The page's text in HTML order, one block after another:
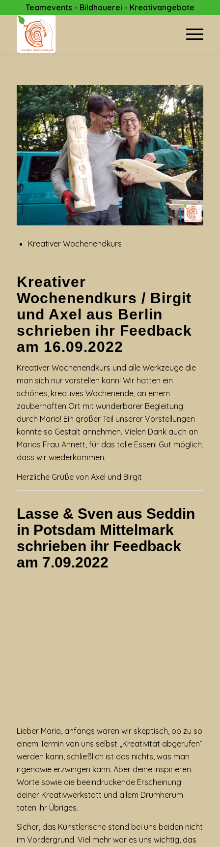
Teamevents - Bildhauerei - Kreativangebote
Kreativer Wochenendkurs
Kreativer
Wochenendkurs / Birgit
und Axel aus Berlin
schrieben ihr Feedback
am 16.09.2022
Kreativer Wochenendkurs und alle Werkzeuge die
man sich nur vorstellen kann! Wir hatten ein
schönes, kreatives Wochenende, an einem
zauberhaften Ort mit wunderbarer Begleitung
durch Mario! Ein großer Teil unserer Vorstellungen
konnte so Gestalt annehmen. Vielen Dank auch an
Marios Frau Annett, für das tolle Essen! Gut möglich,
dass wir wiederkommen.
Herzliche Grüße von Axel und Birgit
Lasse & Sven aus Seddin
in Potsdam Mittelmark
schrieben ihr Feedback
am 7.09.2022
Lieber Mario, anfangs waren wir skeptisch, ob zu so
einem Termin von uns selbst „Kreativität abgerufen“
werden kann, schließlich ist das nichts, was man
irgendwie erzwingen kann. Aber deine inspirieren
Worte sowie die beeindruckende Erscheinung
deiner Kreativwerkstatt und allem Drumherum
taten ihr Übriges.
Sicher, das Künstlerische stand bei uns beiden nicht
im Vordergrund. Viel mehr war es uns wichtig, das